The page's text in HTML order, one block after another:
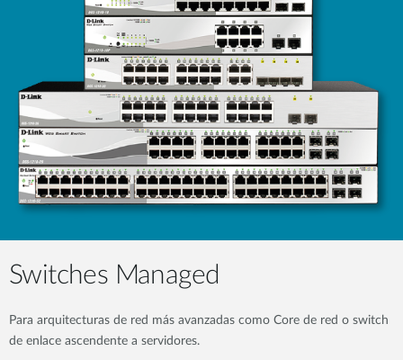
Switches Managed
Para arquitecturas de red más avanzadas como Core de red o switch
de enlace ascendente a servidores.